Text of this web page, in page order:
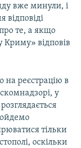
вже минули, і
відповіді
те, а якщо
Криму» відповів
на реєстрацію в
у
тільки
оскільки